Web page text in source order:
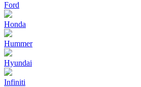
Ford
Honda
Hummer
Hyundai
Infiniti